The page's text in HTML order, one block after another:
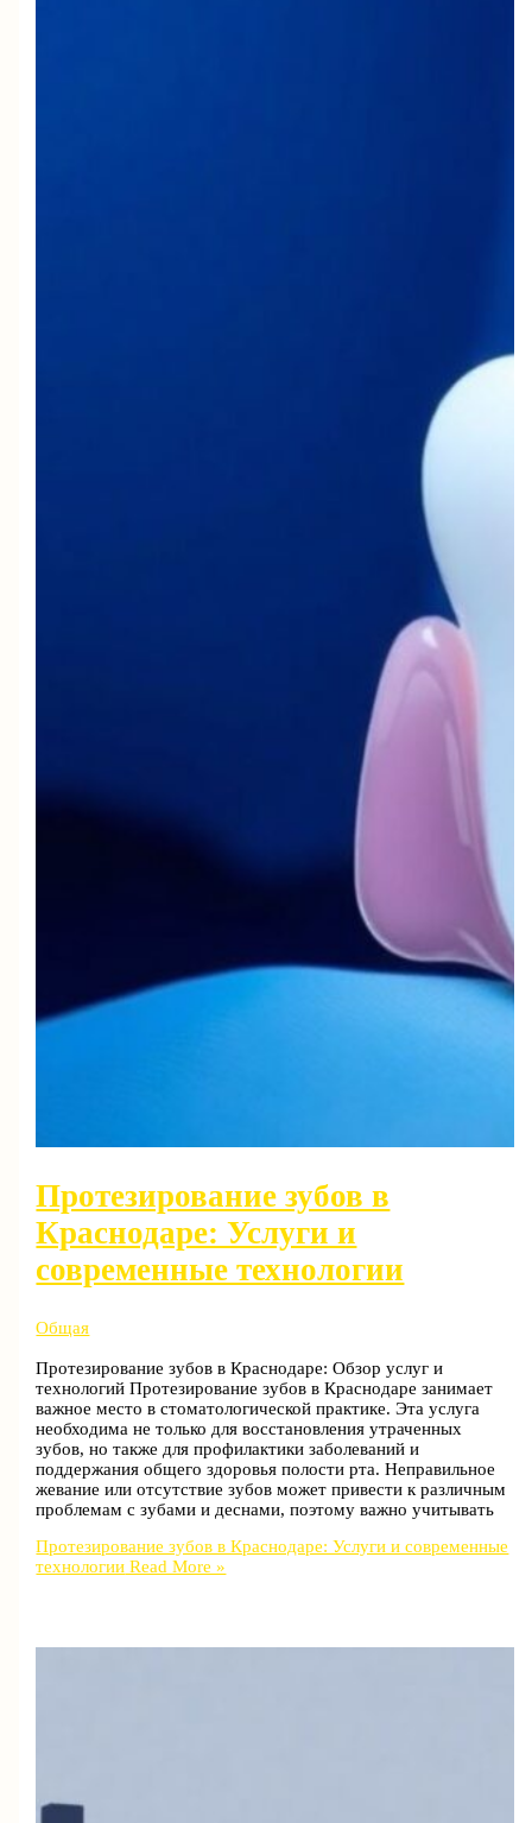
Протезирование зубов в
Краснодаре: Услуги и
современные технологии
Общая
Протезирование зубов в Краснодаре: Обзор услуг и
технологий Протезирование зубов в Краснодаре занимает
важное место в стоматологической практике. Эта услуга
необходима не только для восстановления утраченных
зубов, но также для профилактики заболеваний и
поддержания общего здоровья полости рта. Неправильное
жевание или отсутствие зубов может привести к различным
проблемам с зубами и деснами, поэтому важно учитывать
Протезирование зубов в Краснодаре: Услуги и современные
технологии Read More »